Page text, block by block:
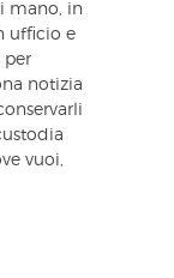
mano, in
ufficio e
per
notizia
vuoi,